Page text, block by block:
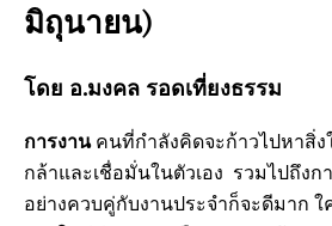
มิถุนายน)
โดย อ.มงคล รอดเที่ยงธรรม
การงานคนที่กำลังคิดจะก้าวไปหาสิ่ง
กล้าและเชื่อมั่นในตัวเอง รวมไปถึงก
อย่างควบคู่กับงานประจำก็จะดีมาก